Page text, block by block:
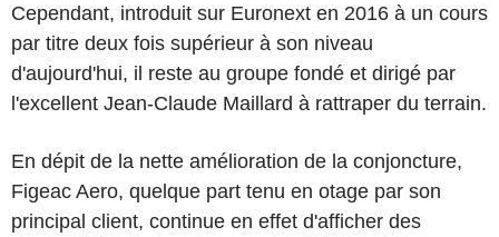
Cependant, introduit sur Euronext en 2016 à un cours
par titre deux fois supérieur à son niveau
d'aujourd'hui, il reste au groupe fondé et dirigé par
l'excellent Jean-Claude Maillard à rattraper du terrain.
En dépit de la nette amélioration de la conjoncture,
Figeac Aero, quelque part tenu en otage par son
principal client, continue en effet d'afficher des